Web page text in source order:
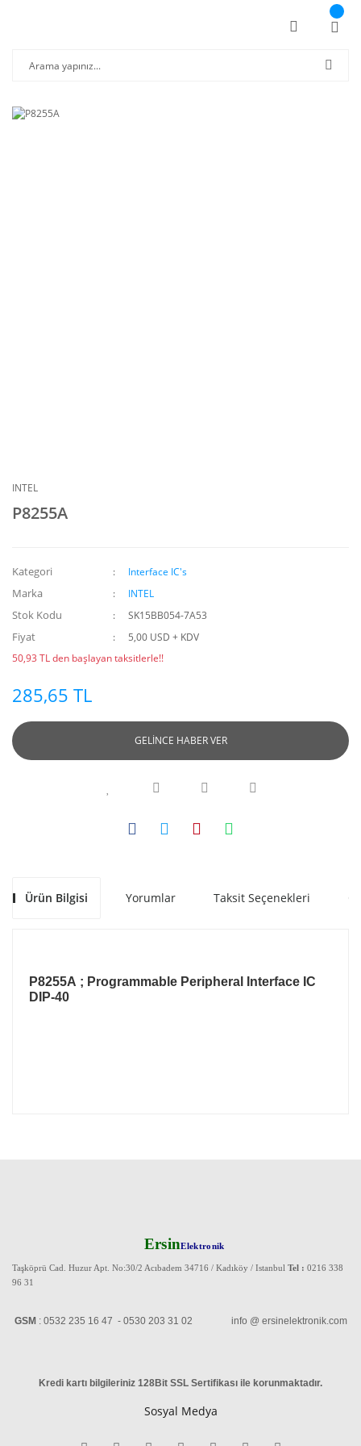
INTEL
P8255A
Kategori Interface IC's
Marka INTEL
Stok Kodu SK15BB054-7A53
Fiyat
5,00 USD + KDV
50,93 TL den başlayan taksitlerle!!
285,65 TL
GELİNCE HABER VER
Ürün Bilgisi Yorumlar Taksit Seçenekleri
P8255A ; Programmable Peripheral Interface IC
DIP-40
ErsinElektronik
Taşköprü Cad. Huzur Apt. No:30/2 Acıbadem 34716 / Kadıköy / Istanbul Tel : 0216 338
96 31
GSM : 0532 235 16 47 - 0530 203 31 02 info @ ersinelektronik.com
Kredi kartı bilgileriniz 128Bit SSL Sertifikası ile korunmaktadır.
Sosyal Medya